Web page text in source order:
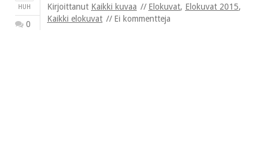
HUH
0
Kirjoittanut Kaikki kuvaa Elokuvat, Elokuvat 2015,
Kaikki elokuvat
Ei kommentteja